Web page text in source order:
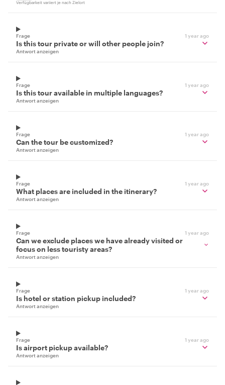
Verfügbarkeit variiert je nach Zielort
Frage 1 year ago
Is this tour private or will other people join?
Antwort anzeigen
Frage 1 year ago
Is this tour available in multiple languages?
Antwort anzeigen
Frage 1 year ago
Can the tour be customized?
Antwort anzeigen
Frage 1 year ago
What places are included in the itinerary?
Antwort anzeigen
Frage 1 year ago
Can we exclude places we have already visited or
focus on less touristy areas?
Antwort anzeigen
Frage 1 year ago
Is hotel or station pickup included?
Antwort anzeigen
Frage 1 year ago
Is airport pickup available?
Antwort anzeigen